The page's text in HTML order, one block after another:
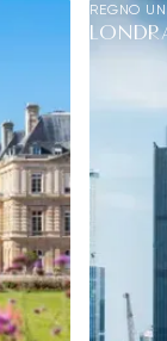
REGNO